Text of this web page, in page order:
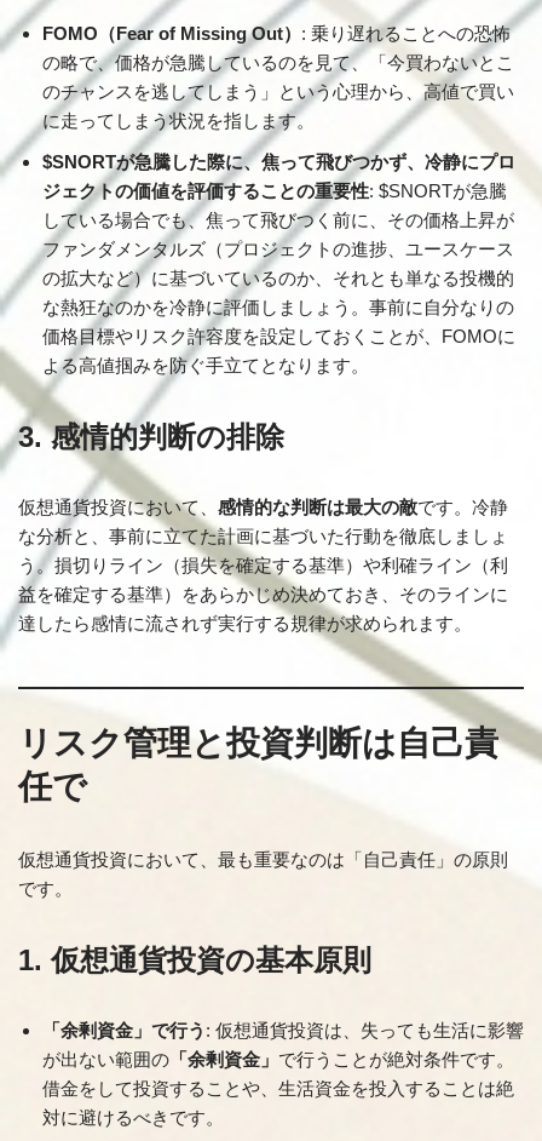
FOMO（Fear of Missing Out） : 乗り遅れることへの恐怖
の略で、価格が急騰しているのを見て、「今買わないとこ
のチャンスを逃してしまう」という心理から、高値で買い
に走ってしまう状況を指します。
$SNORTが急騰した際に、焦って飛びつかず、冷静にプロ
ジェクトの価値を評価することの重要性: $SNORTが急騰
している場合でも、焦って飛びつく前に、その価格上昇が
ファンダメンタルズ（プロジェクトの進捗、ユースケース
の拡大など）に基づいているのか、それとも単なる投機的
な熱狂なのかを冷静に評価しましょう。事前に自分なりの
価格目標やリスク許容度を設定しておくことが、FOMOに
よる高値掴みを防ぐ手立てとなります。
3. 感情的判断の排除
仮想通貨投資において、 感情的な判断は最大の敵です。冷静
な分析と、事前に立てた計画に基づいた行動を徹底しましょ
う。損切りライン（損失を確定する基準）や利確ライン（利
益を確定する基準）をあらかじめ決めておき、そのラインに
達したら感情に流されず実行する規律が求められます。
リスク管理と投資判断は自己責
任で
仮想通貨投資において、最も重要なのは「自己責任」の原則
です。
1. 仮想通貨投資の基本原則
「余剰資金」で行う : 仮想通貨投資は、失っても生活に影響
が出ない範囲の 「余剰資金」 で行うことが絶対条件です。
借金をして投資することや、生活資金を投入することは絶
対に避けるべきです。